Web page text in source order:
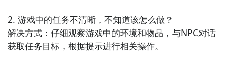
充满了魔法元素和奇幻场景，带给你无限的想象空间。
7. 《古老寺庙的神秘之旅》：进入一座古老的寺庙，解
2. 游戏中的任务不清晰，不知道该怎么做？
解决方式：仔细观察游戏中的环境和物品，与NPC对话
获取任务目标，根据提示进行相关操作。